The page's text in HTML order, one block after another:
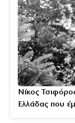
Νίκος
Ελλάδας που